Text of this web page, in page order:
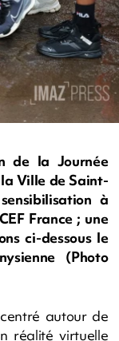
de la Journée
Ville de Saint-
à
France ; une
ci-dessous le
(Photo
autour de
réalité virtuelle